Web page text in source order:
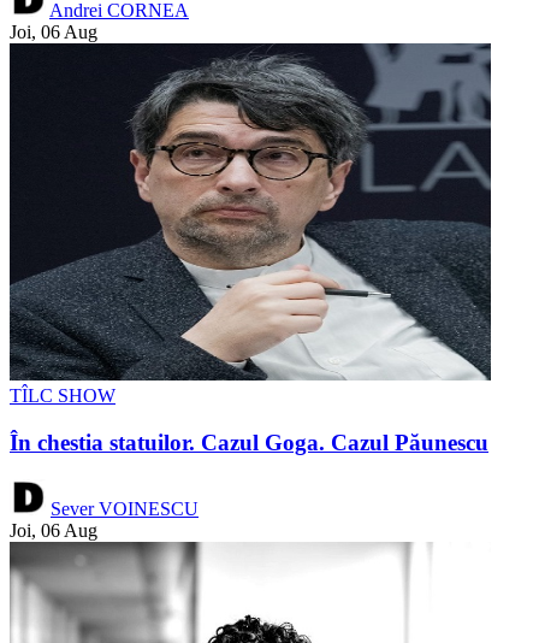
Andrei CORNEA
Joi, 06 Aug
TÎLC SHOW
În chestia statuilor. Cazul Goga. Cazul Păunescu
Sever VOINESCU
Joi, 06 Aug